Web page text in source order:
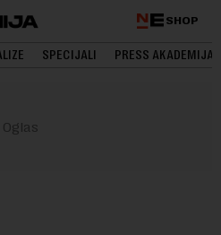
SHOP
SPECIJALI PRESS AKADEMIJA